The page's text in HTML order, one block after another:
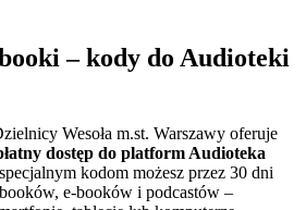
– kody do Audioteki
Wesoła m.st. Warszawy oferuje
dostęp do platform Audioteka
kodom możesz przez 30 dni
e‑booków i podcastów –